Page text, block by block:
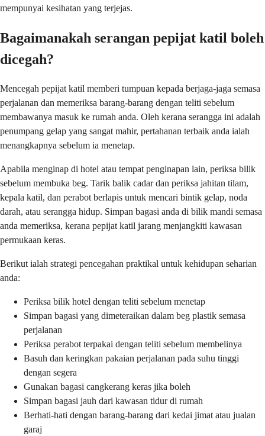
mempunyai kesihatan yang terjejas.
Bagaimanakah serangan pepijat katil boleh
dicegah?
Mencegah pepijat katil memberi tumpuan kepada berjaga-jaga semasa
perjalanan dan memeriksa barang-barang dengan teliti sebelum
membawanya masuk ke rumah anda. Oleh kerana serangga ini adalah
penumpang gelap yang sangat mahir, pertahanan terbaik anda ialah
menangkapnya sebelum ia menetap.
Apabila menginap di hotel atau tempat penginapan lain, periksa bilik
sebelum membuka beg. Tarik balik cadar dan periksa jahitan tilam,
kepala katil, dan perabot berlapis untuk mencari bintik gelap, noda
darah, atau serangga hidup. Simpan bagasi anda di bilik mandi semasa
anda memeriksa, kerana pepijat katil jarang menjangkiti kawasan
permukaan keras.
Berikut ialah strategi pencegahan praktikal untuk kehidupan seharian
anda:
Periksa bilik hotel dengan teliti sebelum menetap
Simpan bagasi yang dimeteraikan dalam beg plastik semasa
perjalanan
Periksa perabot terpakai dengan teliti sebelum membelinya
Basuh dan keringkan pakaian perjalanan pada suhu tinggi
dengan segera
Gunakan bagasi cangkerang keras jika boleh
Simpan bagasi jauh dari kawasan tidur di rumah
Berhati-hati dengan barang-barang dari kedai jimat atau jualan
garaj